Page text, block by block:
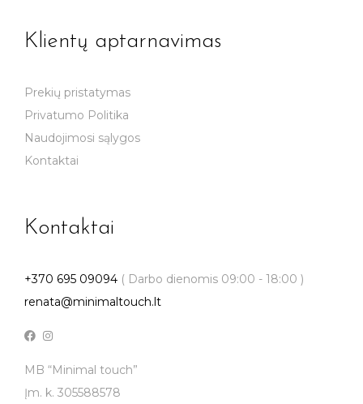
Klientų aptarnavimas
Prekių pristatymas
Privatumo Politika
Naudojimosi sąlygos
Kontaktai
Kontaktai
+370 695 09094 ( Darbo dienomis 09:00 - 18:00 )
renata@minimaltouch.lt
MB “Minimal touch”
Įm. k. 305588578